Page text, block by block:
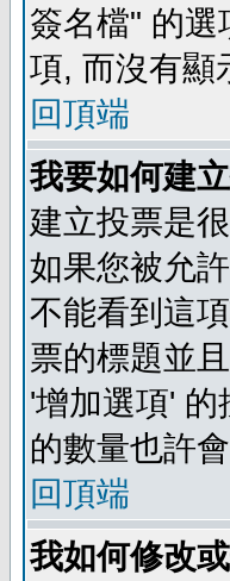
簽名檔" 的
項, 而沒有顯
回頂端
我要如何建
建立投票是
如果您被允
不能看到這
票的標題並
'增加選項'
的數量也許
回頂端
我如何修改